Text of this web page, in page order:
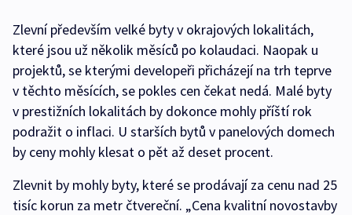
Zlevní především velké byty v okrajových lokalitách,
které jsou už několik měsíců po kolaudaci. Naopak u
projektů, se kterými developeři přicházejí na trh teprve
v těchto měsících, se pokles cen čekat nedá. Malé byty
v prestižních lokalitách by dokonce mohly příští rok
podražit o inflaci. U starších bytů v panelových domech
by ceny mohly klesat o pět až deset procent.
Zlevnit by mohly byty, které se prodávají za cenu nad 25
tisíc korun za metr čtvereční. „Cena kvalitní novostavby